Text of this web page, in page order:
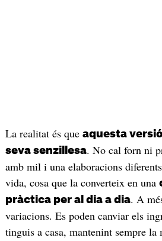
La realitat és que aquesta
seva senzillesa. No cal forn ni
amb mil i una elaboracions
vida, cosa que la converteix en una
pràctica per al dia a dia. A
variacions. Es poden canviar els
tinguis a casa, mantenint sempre la